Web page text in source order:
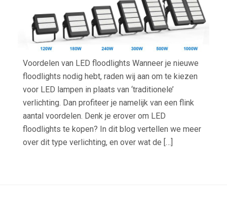
Voordelen van LED floodlights Wanneer je nieuwe
floodlights nodig hebt, raden wij aan om te kiezen
voor LED lampen in plaats van ‘traditionele’
verlichting. Dan profiteer je namelijk van een flink
aantal voordelen. Denk je erover om LED
floodlights te kopen? In dit blog vertellen we meer
over dit type verlichting, en over wat de […]